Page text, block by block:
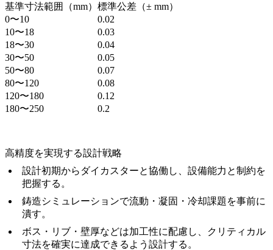
基準寸法範囲（mm） 標準公差（± mm）
0〜10
0.02
10〜18
0.03
18〜30
0.04
30〜50
0.05
50〜80
0.07
80〜120
0.08
120〜180
0.12
180〜250
0.2
高精度を実現する設計戦略
設計初期からダイカスターと協働し、設備能力と制約を
把握する。
鋳造シミュレーションで流動・凝固・冷却課題を事前に
潰す。
ボス・リブ・壁厚などは加工性に配慮し、クリティカル
寸法を確実に達成できるよう設計する。